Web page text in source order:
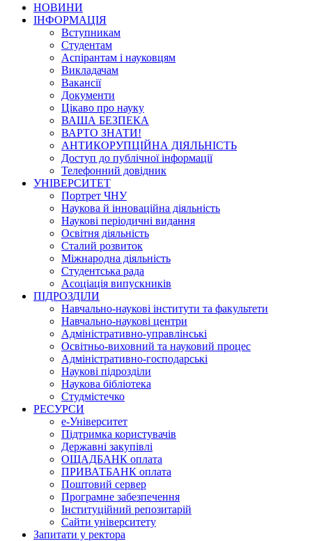
НОВИНИ
ІНФОРМАЦІЯ
Вступникам
Студентам
Аспірантам і науковцям
Викладачам
Вакансії
Документи
Цікаво про науку
ВАША БЕЗПЕКА
ВАРТО ЗНАТИ!
АНТИКОРУПЦІЙНА ДІЯЛЬНІСТЬ
Доступ до публічної інформації
Телефонний довідник
УНІВЕРСИТЕТ
Портрет ЧНУ
Наукова й інноваційна діяльність
Наукові періодичні видання
Освітня діяльність
Сталий розвиток
Міжнародна діяльність
Студентська рада
Асоціація випускників
ПІДРОЗДІЛИ
Навчально-наукові інститути та факультети
Навчально-наукові центри
Адміністративно-управлінські
Освітньо-виховний та науковий процес
Адміністративно-господарські
Наукові підрозділи
Наукова бібліотека
Студмістечко
РЕСУРСИ
е-Університет
Підтримка користувачів
Державні закупівлі
ОЩАДБАНК оплата
ПРИВАТБАНК оплата
Поштовий сервер
Програмне забезпечення
Інституційний репозитарій
Сайти університету
Запитати у ректора